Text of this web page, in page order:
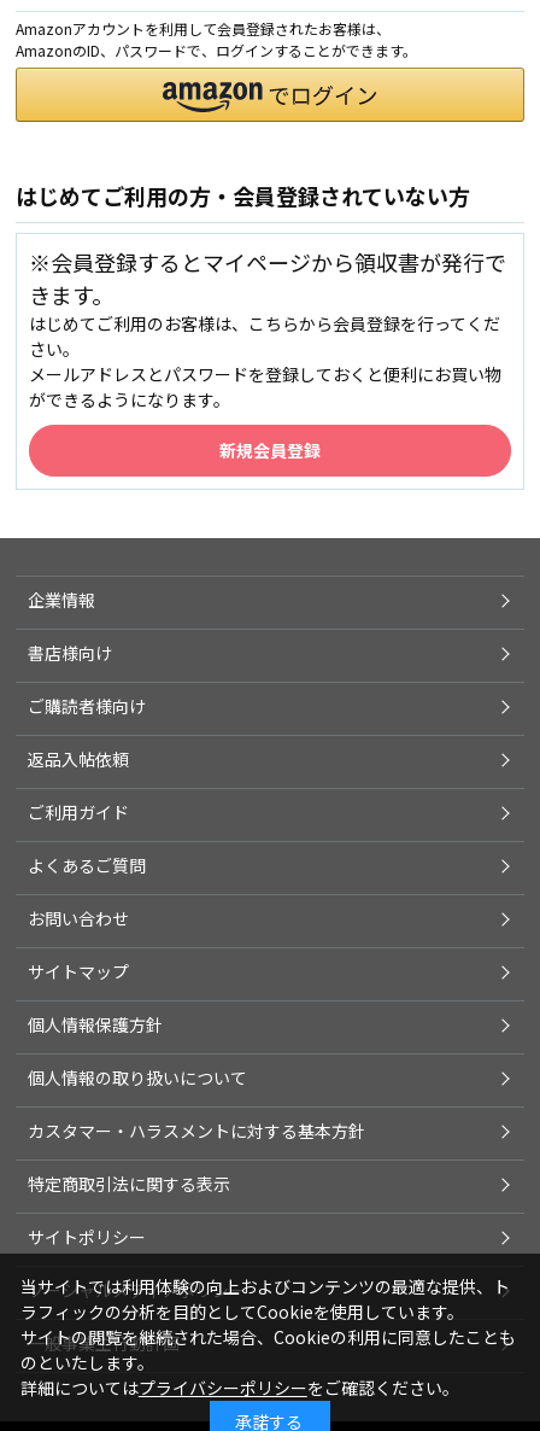
Amazonアカウントを利用して会員登録されたお客様は、
AmazonのID、パスワードで、ログインすることができます。
はじめてご利用の方・会員登録されていない方
※会員登録するとマイページから領収書が発行で
きます。
はじめてご利用のお客様は、こちらから会員登録を行ってくだ
さい。
メールアドレスとパスワードを登録しておくと便利にお買い物
ができるようになります。
企業情報
書店様向け
ご購読者様向け
返品入帖依頼
ご利用ガイド
よくあるご質問
お問い合わせ
サイトマップ
個人情報保護方針
個人情報の取り扱いについて
カスタマー・ハラスメントに対する基本方針
特定商取引法に関する表示
サイトポリシー
ソーシャルメディアポリシー
一般事業主行動計画
当サイトでは利用体験の向上およびコンテンツの最適な提供、ト
ラフィックの分析を目的としてCookieを使用しています。
サイトの閲覧を継続された場合、Cookieの利用に同意したことも
のといたします。
詳細についてはプライバシーポリシーをご確認ください。
承諾する